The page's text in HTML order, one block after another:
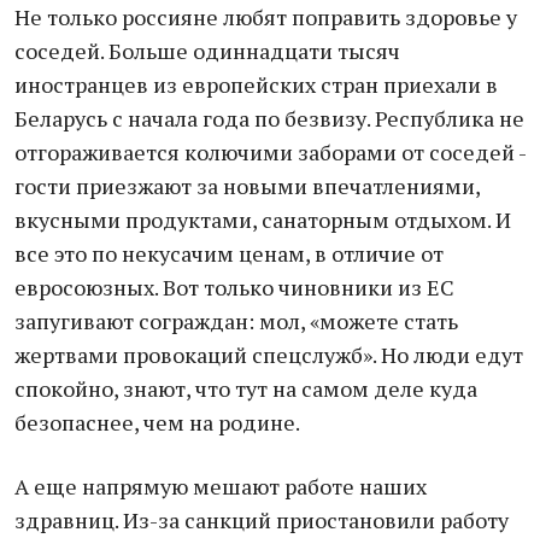
Не только россияне любят поправить здоровье у
соседей. Больше одиннадцати тысяч
иностранцев из европейских стран приехали в
Беларусь с начала года по безвизу. Республика не
отгораживается колючими заборами от соседей -
гости приезжают за новыми впечатлениями,
вкусными продуктами, санаторным отдыхом. И
все это по некусачим ценам, в отличие от
евросоюзных. Вот только чиновники из ЕС
запугивают сограждан: мол, «можете стать
жертвами провокаций спецслужб». Но люди едут
спокойно, знают, что тут на самом деле куда
безопаснее, чем на родине.
А еще напрямую мешают работе наших
здравниц. Из-за санкций приостановили работу